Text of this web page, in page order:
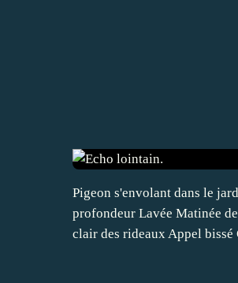
Pigeon s'envolant dans le
profondeur Lavée Matinée
clair des rideaux Appel bissé